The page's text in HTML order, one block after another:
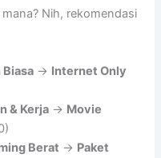
Nih, rekomendasi
Biasa → Internet Only
& Kerja → Movie
Berat → Paket